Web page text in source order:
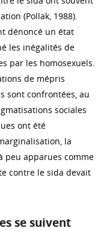
(Pollak, 1988).
dénoncé un état
les inégalités de
par les homosexuels.
de mépris
sont confrontées, au
sociales
ont été
la
peu apparues comme
contre le sida devait
se suivent